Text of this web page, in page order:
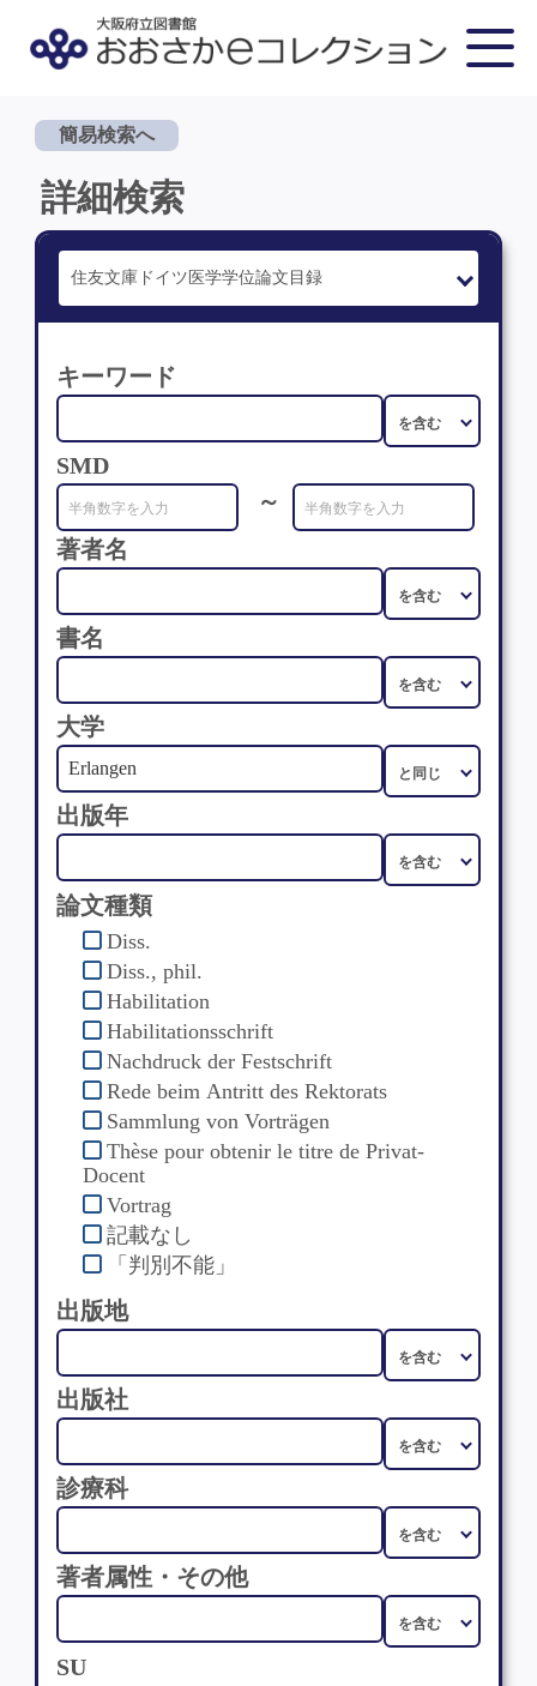
簡易検索へ
詳細検索
キーワード
SMD
～
著者名
書名
大学
出版年
論文種類
Diss.
Diss., phil.
Habilitation
Habilitationsschrift
Nachdruck der Festschrift
Rede beim Antritt des Rektorats
Sammlung von Vorträgen
Thèse pour obtenir le titre de Privat-
Docent
Vortrag
記載なし
「判別不能」
出版地
出版社
診療科
著者属性・その他
SU